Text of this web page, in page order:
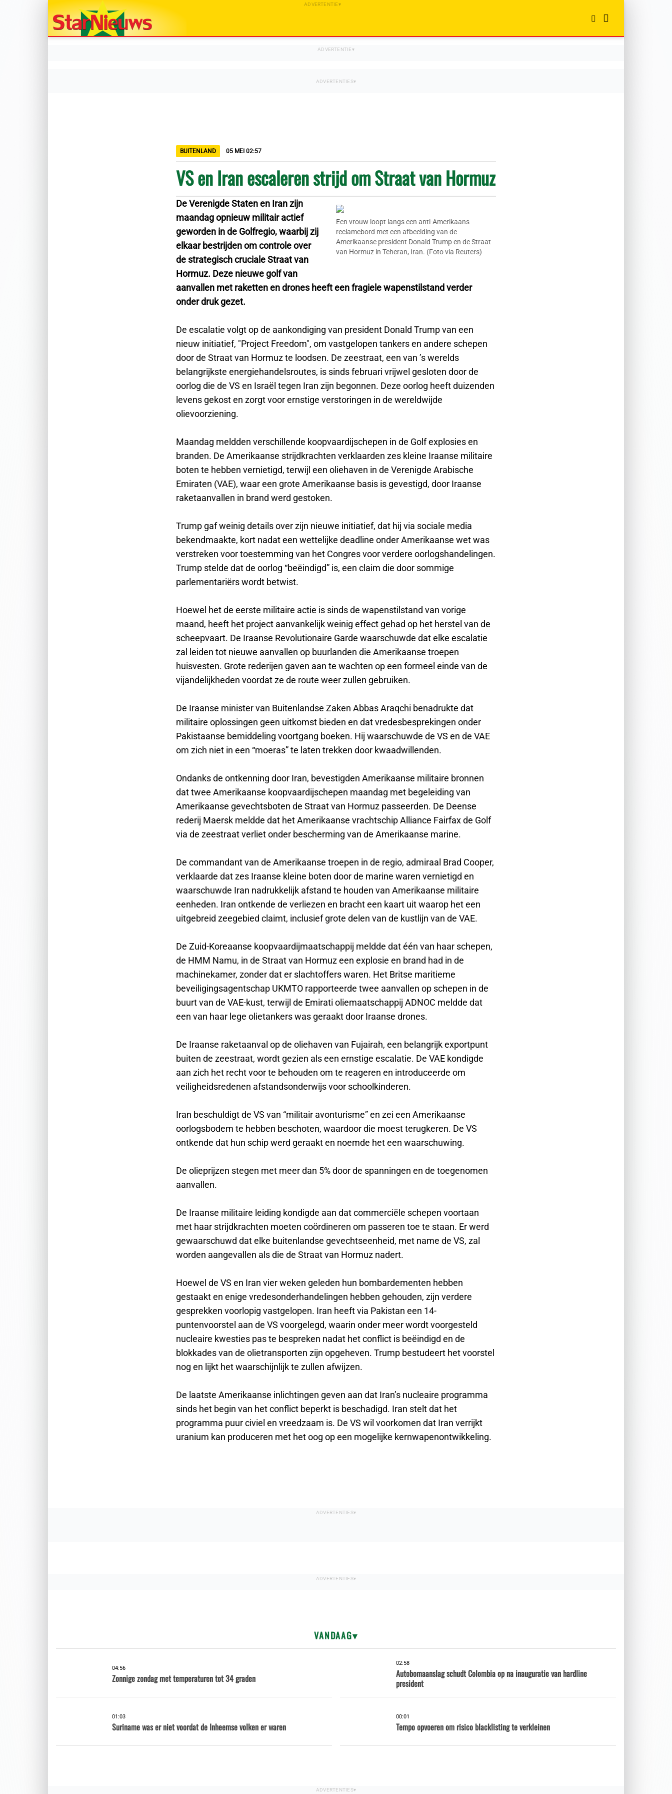
BUITENLAND 05 MEI 02:57
VS en Iran escaleren strijd om Straat van Hormuz
Een vrouw loopt langs een anti-Amerikaans
reclamebord met een afbeelding van de
Amerikaanse president Donald Trump en de Straat
van Hormuz in Teheran, Iran. (Foto via Reuters)
De Verenigde Staten en Iran zijn
maandag opnieuw militair actief
geworden in de Golfregio, waarbij zij
elkaar bestrijden om controle over
de strategisch cruciale Straat van
Hormuz. Deze nieuwe golf van
aanvallen met raketten en drones heeft een fragiele wapenstilstand verder
onder druk gezet.
De escalatie volgt op de aankondiging van president Donald Trump van een
nieuw initiatief, "Project Freedom", om vastgelopen tankers en andere schepen
door de Straat van Hormuz te loodsen. De zeestraat, een van ’s werelds
belangrijkste energiehandelsroutes, is sinds februari vrijwel gesloten door de
oorlog die de VS en Israël tegen Iran zijn begonnen. Deze oorlog heeft duizenden
levens gekost en zorgt voor ernstige verstoringen in de wereldwijde
olievoorziening.
Maandag meldden verschillende koopvaardijschepen in de Golf explosies en
branden. De Amerikaanse strijdkrachten verklaarden zes kleine Iraanse militaire
boten te hebben vernietigd, terwijl een oliehaven in de Verenigde Arabische
Emiraten (VAE), waar een grote Amerikaanse basis is gevestigd, door Iraanse
raketaanvallen in brand werd gestoken.
Trump gaf weinig details over zijn nieuwe initiatief, dat hij via sociale media
bekendmaakte, kort nadat een wettelijke deadline onder Amerikaanse wet was
verstreken voor toestemming van het Congres voor verdere oorlogshandelingen.
Trump stelde dat de oorlog “beëindigd” is, een claim die door sommige
parlementariërs wordt betwist.
Hoewel het de eerste militaire actie is sinds de wapenstilstand van vorige
maand, heeft het project aanvankelijk weinig effect gehad op het herstel van de
scheepvaart. De Iraanse Revolutionaire Garde waarschuwde dat elke escalatie
zal leiden tot nieuwe aanvallen op buurlanden die Amerikaanse troepen
huisvesten. Grote rederijen gaven aan te wachten op een formeel einde van de
vijandelijkheden voordat ze de route weer zullen gebruiken.
De Iraanse minister van Buitenlandse Zaken Abbas Araqchi benadrukte dat
militaire oplossingen geen uitkomst bieden en dat vredesbesprekingen onder
Pakistaanse bemiddeling voortgang boeken. Hij waarschuwde de VS en de VAE
om zich niet in een “moeras” te laten trekken door kwaadwillenden.
Ondanks de ontkenning door Iran, bevestigden Amerikaanse militaire bronnen
dat twee Amerikaanse koopvaardijschepen maandag met begeleiding van
Amerikaanse gevechtsboten de Straat van Hormuz passeerden. De Deense
rederij Maersk meldde dat het Amerikaanse vrachtschip Alliance Fairfax de Golf
via de zeestraat verliet onder bescherming van de Amerikaanse marine.
De commandant van de Amerikaanse troepen in de regio, admiraal Brad Cooper,
verklaarde dat zes Iraanse kleine boten door de marine waren vernietigd en
waarschuwde Iran nadrukkelijk afstand te houden van Amerikaanse militaire
eenheden. Iran ontkende de verliezen en bracht een kaart uit waarop het een
uitgebreid zeegebied claimt, inclusief grote delen van de kustlijn van de VAE.
De Zuid-Koreaanse koopvaardijmaatschappij meldde dat één van haar schepen,
de HMM Namu, in de Straat van Hormuz een explosie en brand had in de
machinekamer, zonder dat er slachtoffers waren. Het Britse maritieme
beveiligingsagentschap UKMTO rapporteerde twee aanvallen op schepen in de
buurt van de VAE-kust, terwijl de Emirati oliemaatschappij ADNOC meldde dat
een van haar lege olietankers was geraakt door Iraanse drones.
De Iraanse raketaanval op de oliehaven van Fujairah, een belangrijk exportpunt
buiten de zeestraat, wordt gezien als een ernstige escalatie. De VAE kondigde
aan zich het recht voor te behouden om te reageren en introduceerde om
veiligheidsredenen afstandsonderwijs voor schoolkinderen.
Iran beschuldigt de VS van “militair avonturisme” en zei een Amerikaanse
oorlogsbodem te hebben beschoten, waardoor die moest terugkeren. De VS
ontkende dat hun schip werd geraakt en noemde het een waarschuwing.
De olieprijzen stegen met meer dan 5% door de spanningen en de toegenomen
aanvallen.
De Iraanse militaire leiding kondigde aan dat commerciële schepen voortaan
met haar strijdkrachten moeten coördineren om passeren toe te staan. Er werd
gewaarschuwd dat elke buitenlandse gevechtseenheid, met name de VS, zal
worden aangevallen als die de Straat van Hormuz nadert.
Hoewel de VS en Iran vier weken geleden hun bombardementen hebben
gestaakt en enige vredesonderhandelingen hebben gehouden, zijn verdere
gesprekken voorlopig vastgelopen. Iran heeft via Pakistan een 14-
puntenvoorstel aan de VS voorgelegd, waarin onder meer wordt voorgesteld
nucleaire kwesties pas te bespreken nadat het conflict is beëindigd en de
blokkades van de olietransporten zijn opgeheven. Trump bestudeert het voorstel
nog en lijkt het waarschijnlijk te zullen afwijzen.
De laatste Amerikaanse inlichtingen geven aan dat Iran’s nucleaire programma
sinds het begin van het conflict beperkt is beschadigd. Iran stelt dat het
programma puur civiel en vreedzaam is. De VS wil voorkomen dat Iran verrijkt
uranium kan produceren met het oog op een mogelijke kernwapenontwikkeling.
VANDAAG
04:56
Zonnige zondag met temperaturen tot 34 graden
02:58
Autobomaanslag schudt Colombia op na inauguratie van hardline
president
01:03
Suriname was er niet voordat de Inheemse volken er waren
00:01
Tempo opvoeren om risico blacklisting te verkleinen